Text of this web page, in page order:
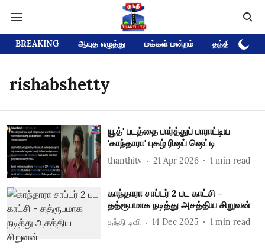
BREAKING ஆயுத எழுத்து மக்கள் மன்றம் தந்தி டிவி
rishabshetty
யூத்' படத்தை பார்த்துப் பாராட்டிய
'காந்தாரா' புகழ் ரிஷப் ஷெட்டி
thanthitv 21 Apr 2026 1 min read
காந்தாரா சாப்டர் 2 பட காட்சி -
தத்ரூபமாக நடித்து அசத்திய சிறுவன்
தந்தி டிவி 14 Dec 2025 1 min read